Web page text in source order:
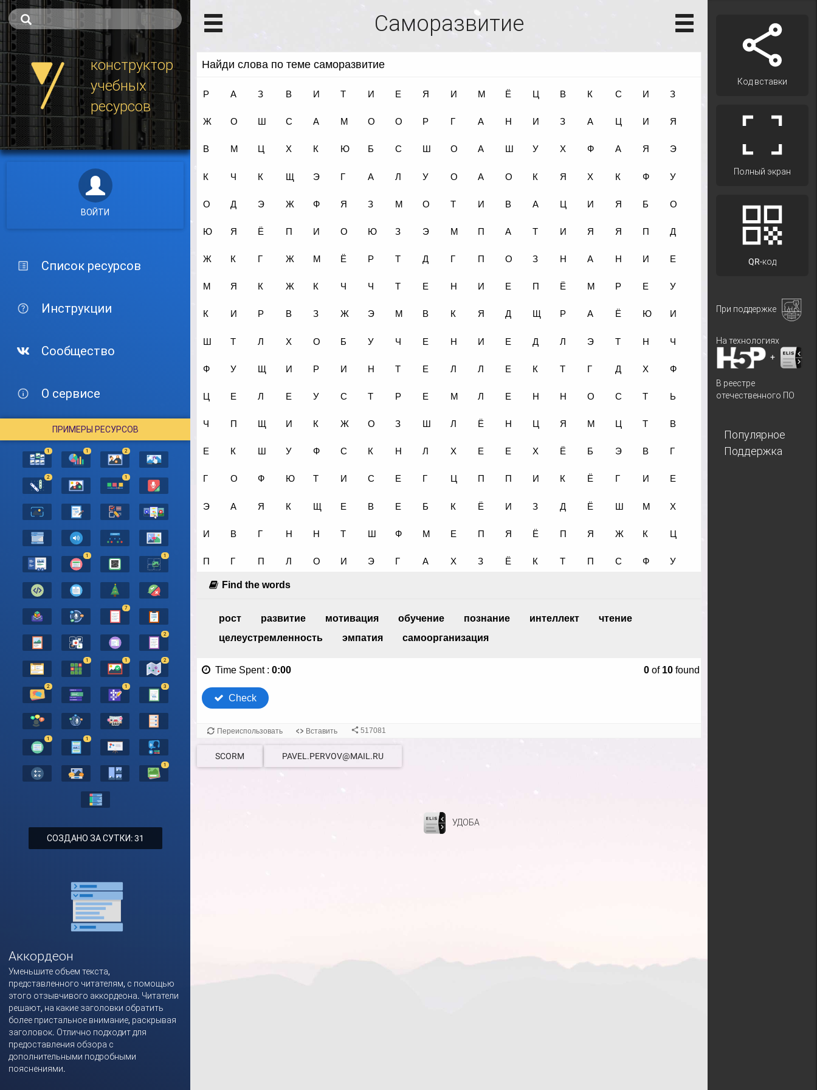
конструктор
учебных
ресурсов
ВОЙТИ
Список ресурсов
Инструкции
Сообщество
О сервисе
ПРИМЕРЫ РЕСУРСОВ
1 1 2
2 1
1 1
7
2
1 1 2
2 1 3
1 1
1
СОЗДАНО ЗА СУТКИ: 31
Аккордеон
Уменьшите объем текста,
представленного читателям, с помощью
этого отзывчивого аккордеона. Читатели
решают, на какие заголовки обратить
более пристальное внимание, раскрывая
заголовок. Отлично подходит для
предоставления обзора с
дополнительными подробными
пояснениями.
Саморазвитие
SCORM PAVEL.PERVOV@MAIL.RU
УДОБА
Код вставки
Полный экран
QR-код
При поддержке
На технологиях
+
В реестре
отечественного ПО
Популярное
Поддержка